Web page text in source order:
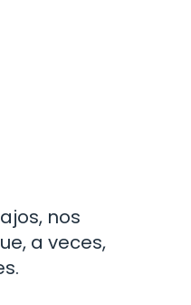
nos
a veces,